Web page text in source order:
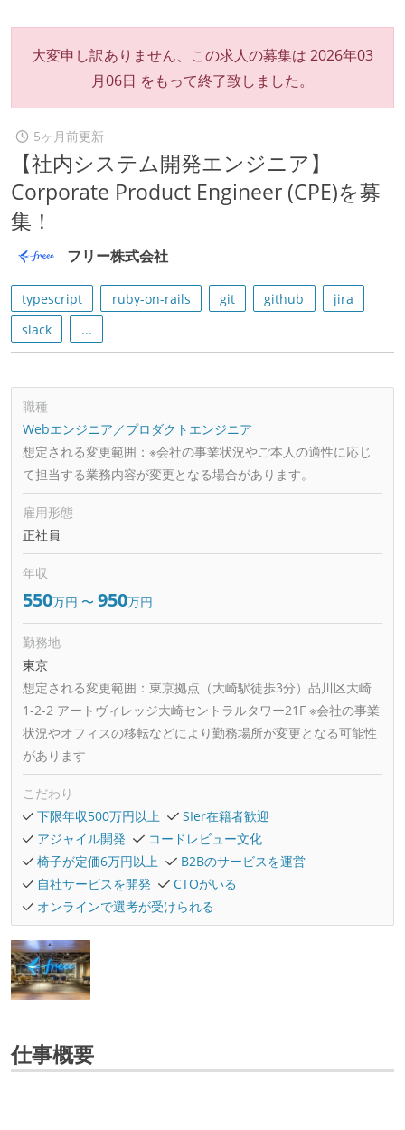
大変申し訳ありません、この求人の募集は 2026年03
月06日 をもって終了致しました。
5ヶ月前更新
【社内システム開発エンジニア】
Corporate Product Engineer (CPE)を募
集！
フリー株式会社
typescript ruby-on-rails git github
jira
slack
...
職種
Webエンジニア／プロダクトエンジニア
想定される変更範囲： ※会社の事業状況やご本人の適性に応じ
て担当する業務内容が変更となる場合があります。
雇用形態
正社員
年収
550万円 〜 950万円
勤務地
東京
想定される変更範囲： 東京拠点（大崎駅徒歩3分）品川区大崎
1-2-2 アートヴィレッジ大崎セントラルタワー21F ※会社の事業
状況やオフィスの移転などにより勤務場所が変更となる可能性
があります
こだわり
下限年収500万円以上
SIer在籍者歓迎
アジャイル開発
コードレビュー文化
椅子が定価6万円以上
B2Bのサービスを運営
自社サービスを開発
CTOがいる
オンラインで選考が受けられる
仕事概要